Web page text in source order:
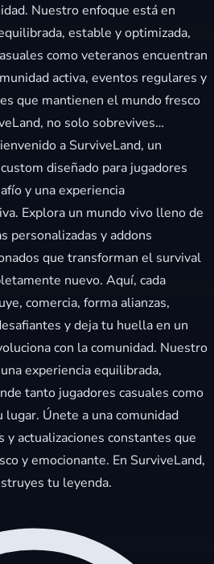
Nuestro enfoque está en
estable y optimizada,
como veteranos encuentran
activa, eventos regulares y
que mantienen el mundo fresco
no solo sobrevives…
a SurviveLand, un
diseñado para jugadores
y una experiencia
Explora un mundo vivo lleno de
personalizadas y addons
que transforman el survival
nuevo. Aquí, cada
comercia, forma alianzas,
y deja tu huella en un
con la comunidad. Nuestro
experiencia equilibrada,
tanto jugadores casuales como
Únete a una comunidad
y actualizaciones constantes que
y emocionante. En SurviveLand,
tu leyenda.